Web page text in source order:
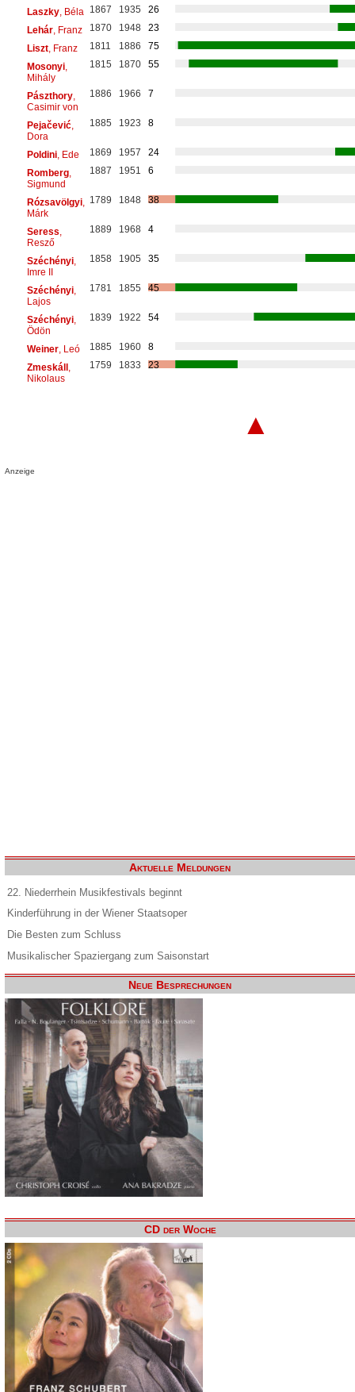
Laszky, Béla 1867 1935
26
Lehár, Franz 1870 1948
23
Liszt, Franz 1811 1886
75
Mosonyi,
Mihály
1815 1870 55
Pászthory,
Casimir von
1886 1966 7
Pejačević,
Dora
1885 1923 8
Poldini, Ede 1869 1957
24
Romberg,
Sigmund
1887 1951 6
Rózsavölgyi,
Márk
1789 1848 38
Seress
Resző
1889 1968 4
Széchényi,
Imre II
1858 1905 35
Széchényi,
Lajos
1781 1855 45
Széchényi,
Ödön
1839 1922 54
Weiner, Leó 1885 1960
8
Zmeskáll,
Nikolaus
1759 1833 23
▲
Anzeige
Aktuelle Meldungen
22. Niederrhein Musikfestivals beginnt
Kinderführung in der Wiener Staatsoper
Die Besten zum Schluss
Musikalischer Spaziergang zum Saisonstart
Neue Besprechungen
CD der Woche